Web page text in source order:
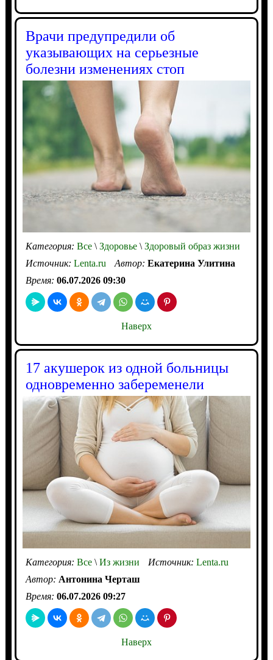
Врачи предупредили об
указывающих на серьезные
болезни изменениях стоп
Категория: Все\Здоровье\Здоровый образ жизни
Источник: Lenta.ru Автор: Екатерина Улитина
Время: 06.07.2026 09:30
Наверх
17 акушерок из одной больницы
одновременно забеременели
Категория: Все\Из жизни Источник: Lenta.ru
Автор: Антонина Черташ
Время: 06.07.2026 09:27
Наверх